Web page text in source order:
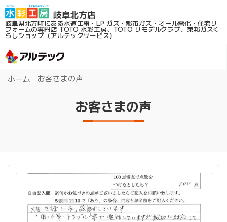
岐阜県北方町にある水道工事・LP ガス・都市ガス・オール電化・住宅リ
フォームの専門店TOTO 水彩工房、TOTO リモデルクラブ、東邦ガスく
らしショップ（アルテックサービス）
ホーム お客さまの声
お客さまの声